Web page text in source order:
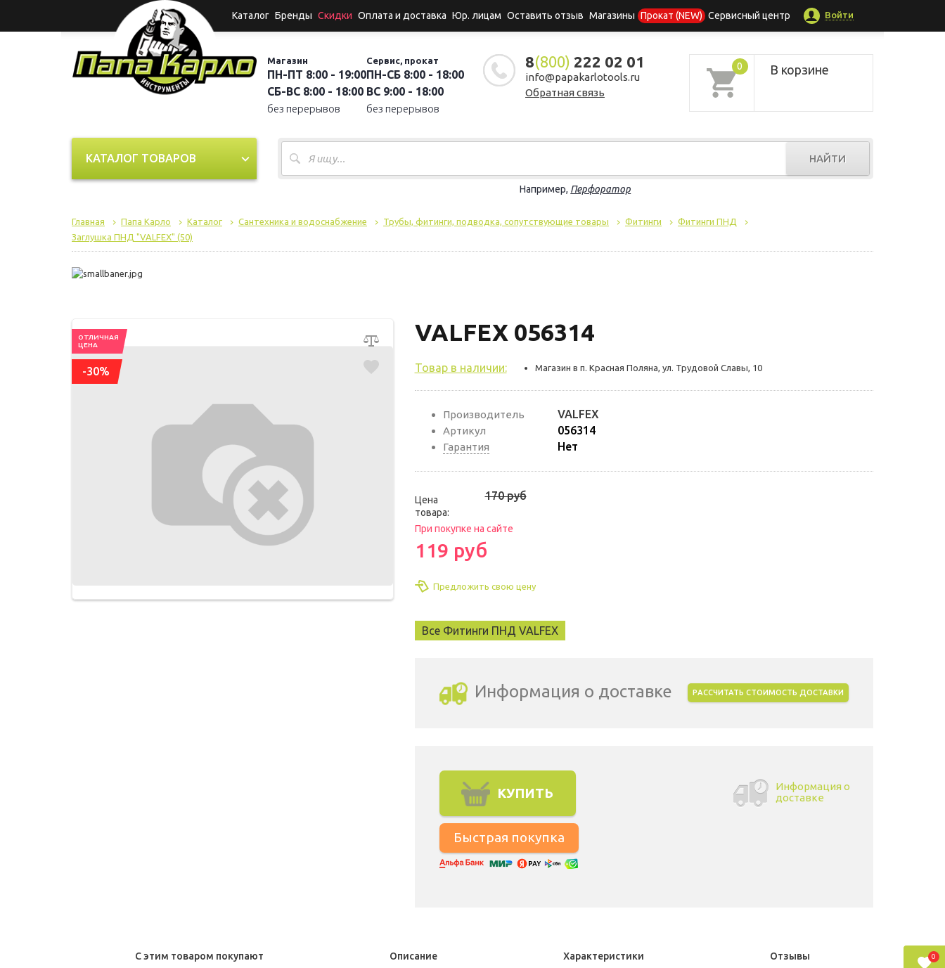
Каталог Бренды Скидки Оплата и доставка Юр. лицам Оставить отзыв Магазины Прокат (NEW) Сервисный центр Войти
Магазин
ПН-ПТ 8:00 - 19:00
СБ-ВС 8:00 - 18:00
без перерывов
Сервис, прокат
ПН-СБ 8:00 - 18:00
ВС 9:00 - 18:00
без перерывов
8(800) 222 02 01
info@papakarlotools.ru
Обратная связь
0 В корзине
НАЙТИ
Например, Перфоратор
КАТАЛОГ ТОВАРОВ
Главная Папа Карло Каталог Сантехника и водоснабжение Трубы, фитинги, подводка, сопутствующие товары Фитинги
Фитинги ПНД
Заглушка ПНД "VALFEX" (50)
ОТЛИЧНАЯ
ЦЕНА
-30%
VALFEX 056314
Товар в наличии: Магазин в п. Красная Поляна, ул. Трудовой Славы, 10
Производитель VALFEX
Артикул 056314
Гарантия Нет
Цена
товара:
170 руб
При покупке на сайте
119 руб
Предложить свою цену
Все Фитинги ПНД VALFEX
Информация о доставке РАССЧИТАТЬ СТОИМОСТЬ ДОСТАВКИ
КУПИТЬ
Информация о
доставке
С этим товаром покупают Описание Характеристики Отзывы 0